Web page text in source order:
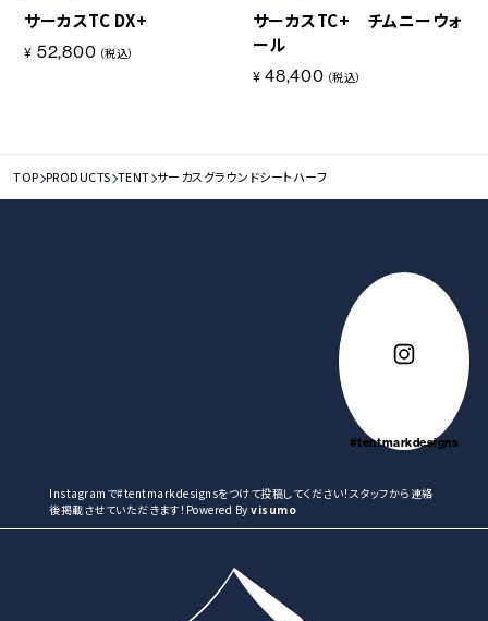
サーカスTC DX+
¥ 52,800 （税込）
サーカスTC+ チムニーウォ
ール
¥ 48,400 （税込）
TOP PRODUCTS TENT サーカスグラウンドシートハーフ
#tentmarkdesigns
Instagramで#tentmarkdesignsをつけて投稿してください！スタッフから連絡
後掲載させていただきます！Powered By visumo